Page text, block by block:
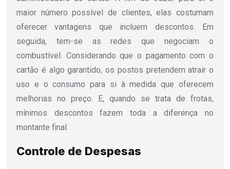
maior número possível de clientes, elas costumam
oferecer vantagens que incluem descontos. Em
seguida, tem-se as redes que negociam o
combustível. Considerando que o pagamento com o
cartão é algo garantido, os postos pretendem atrair o
uso e o consumo para si à medida que oferecem
melhorias no preço. E, quando se trata de frotas,
mínimos descontos fazem toda a diferença no
montante final.
Controle de Despesas